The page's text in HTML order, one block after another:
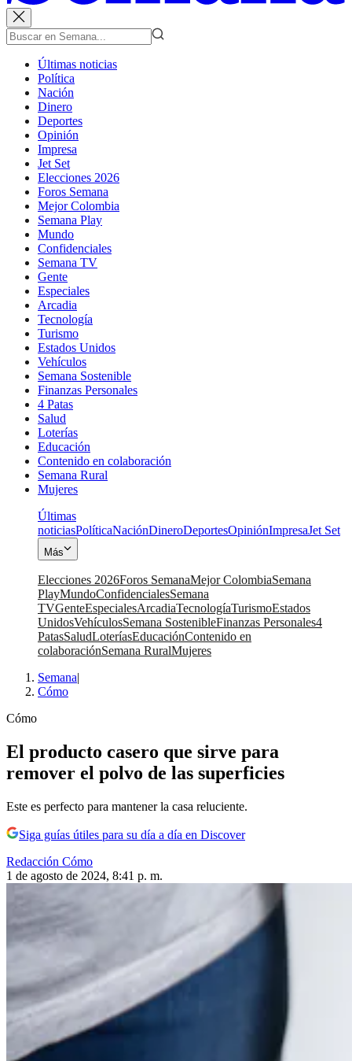
Últimas noticias
Política
Nación
Dinero
Deportes
Opinión
Impresa
Jet Set
Elecciones 2026
Foros Semana
Mejor Colombia
Semana Play
Mundo
Confidenciales
Semana TV
Gente
Especiales
Arcadia
Tecnología
Turismo
Estados Unidos
Vehículos
Semana Sostenible
Finanzas Personales
4 Patas
Salud
Loterías
Educación
Contenido en colaboración
Semana Rural
Mujeres
Últimas
noticiasPolíticaNaciónDineroDeportesOpiniónImpresaJet Set
Más
Elecciones 2026Foros SemanaMejor ColombiaSemana
PlayMundoConfidencialesSemana
TVGenteEspecialesArcadiaTecnologíaTurismoEstados
UnidosVehículosSemana SostenibleFinanzas Personales4
PatasSaludLoteríasEducaciónContenido en
colaboraciónSemana RuralMujeres
Semana|
Cómo
Cómo
El producto casero que sirve para
remover el polvo de las superficies
Este es perfecto para mantener la casa reluciente.
Siga guías útiles para su día a día en Discover
Redacción Cómo
1 de agosto de 2024, 8:41 p. m.